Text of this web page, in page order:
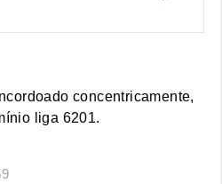
concentricamente,
liga 6201.